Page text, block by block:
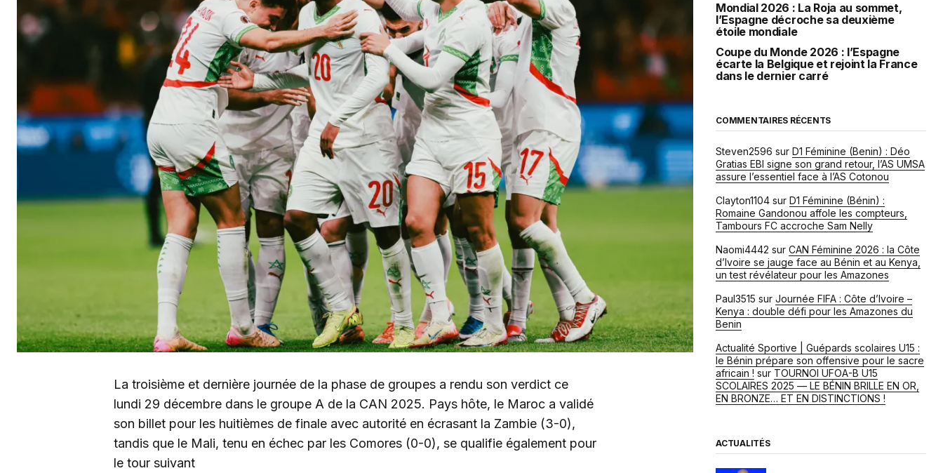
La troisième et dernière journée de la phase de groupes a rendu son verdict ce
lundi 29 décembre dans le groupe A de la CAN 2025. Pays hôte, le Maroc a validé
son billet pour les huitièmes de finale avec autorité en écrasant la Zambie (3-0),
tandis que le Mali, tenu en échec par les Comores (0-0), se qualifie également pour
le tour suivant
Mondial 2026 : La Roja au sommet,
l’Espagne décroche sa deuxième
étoile mondiale
Coupe du Monde 2026 : l’Espagne
écarte la Belgique et rejoint la France
dans le dernier carré
COMMENTAIRES RÉCENTS
Steven2596 sur D1 Féminine (Benin) : Déo
Gratias EBI signe son grand retour, l’AS UMSA
assure l’essentiel face à l’AS Cotonou
Clayton1104 sur D1 Féminine (Bénin) :
Romaine Gandonou affole les compteurs,
Tambours FC accroche Sam Nelly
Naomi4442 sur CAN Féminine 2026 : la Côte
d’Ivoire se jauge face au Bénin et au Kenya,
un test révélateur pour les Amazones
Paul3515 sur Journée FIFA : Côte d’Ivoire –
Kenya : double défi pour les Amazones du
Benin
Actualité Sportive | Guépards scolaires U15 :
le Bénin prépare son offensive pour le sacre
africain ! sur TOURNOI UFOA-B U15
SCOLAIRES 2025 — LE BÉNIN BRILLE EN OR,
EN BRONZE… ET EN DISTINCTIONS !
ACTUALITÉS